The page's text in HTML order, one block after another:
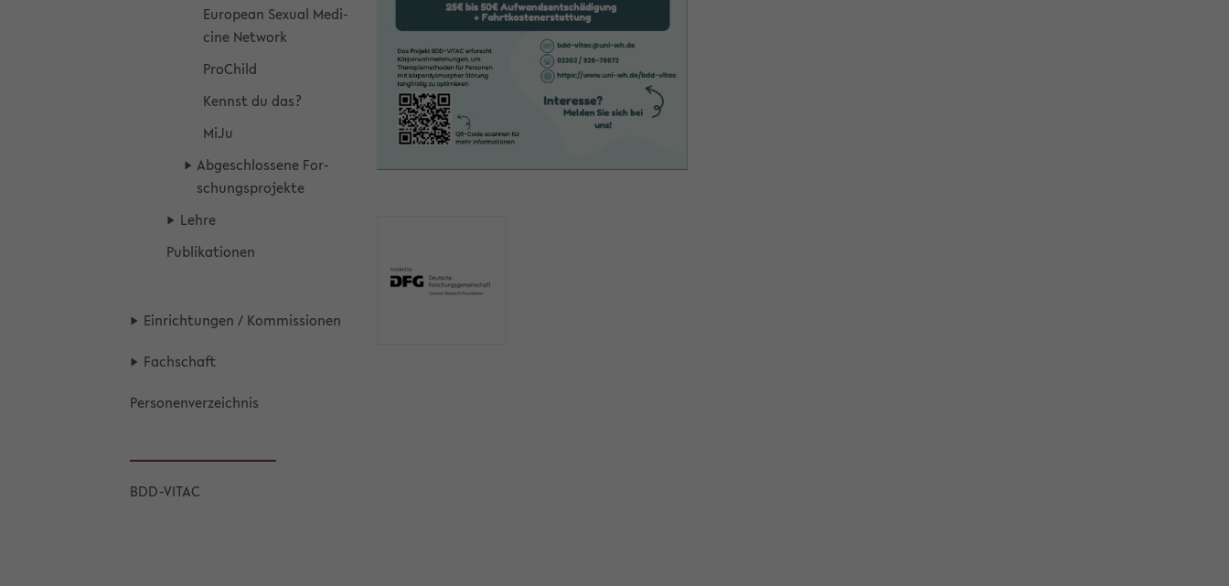
Eu­ropean Se­xu­al Me­di­
ci­ne Net­work
Pro­Child
Kennst du das?
MiJu
Ab­ge­schlos­se­ne For­
schungs­pro­jek­te
Lehre
Pu­bli­ka­tio­nen
Ein­rich­tun­gen / Kom­mis­sio­nen
Fach­schaft
Per­so­nen­ver­zeich­nis
BDD-​VITAC